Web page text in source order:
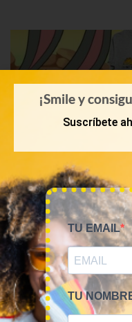
KILOS
Mix camisetas
9€/Kg
45,00€–180,00€ (sin IVA)
¡Smile y
Suscríbete
TU EMAIL
TU